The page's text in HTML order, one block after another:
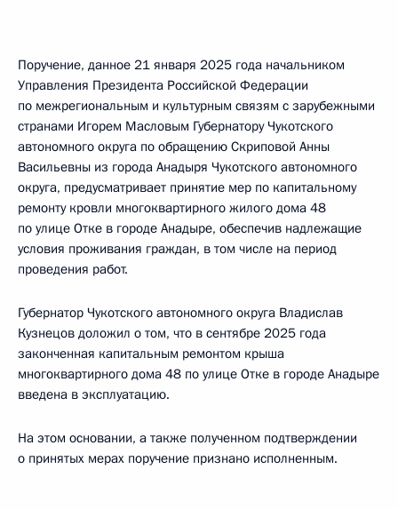
Поручение, данное 21 января 2025 года начальником
Управления Президента Российской Федерации
по межрегиональным и культурным связям с зарубежными
странами Игорем Масловым Губернатору Чукотского
автономного округа по обращению Скриповой Анны
Васильевны из города Анадыря Чукотского автономного
округа, предусматривает принятие мер по капитальному
ремонту кровли многоквартирного жилого дома 48
по улице Отке в городе Анадыре, обеспечив надлежащие
условия проживания граждан, в том числе на период
проведения работ.
Губернатор Чукотского автономного округа Владислав
Кузнецов доложил о том, что в сентябре 2025 года
законченная капитальным ремонтом крыша
многоквартирного дома 48 по улице Отке в городе Анадыре
введена в эксплуатацию.
На этом основании, а также полученном подтверждении
о принятых мерах поручение признано исполненным.